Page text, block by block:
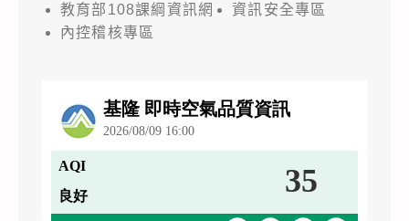
教育部108課綱資訊網
資訊安全專區
內控稽核專區